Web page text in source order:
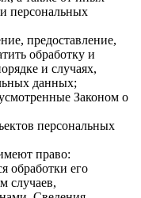
персональных
предоставление,
обработку и
и случаях,
данных;
Законом о
персональных
право:
его
случаев,